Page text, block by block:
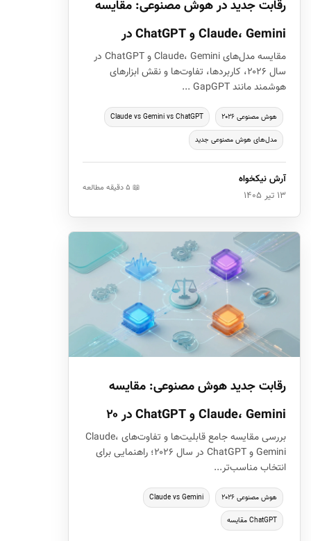
رقابت جدید در هوش مصنوعی: مقایسه
Claude، Gemini و ChatGPT در
مقایسه مدل‌های Claude، Gemini و ChatGPT در
سال ۲۰۲۶، کاربردها، تفاوت‌ها و نقش ابزارهای
هوشمند مانند GapGPT ...
هوش مصنوعی ۲۰۲۶ Claude vs Gemini vs ChatGPT
مدل‌های هوش مصنوعی جدید
آرش نیکخواه
۱۳ تیر ۱۴۰۵
📖 ۵ دقیقه مطالعه
رقابت جدید هوش مصنوعی: مقایسه
Claude، Gemini و ChatGPT در ۲۰
بررسی مقایسه جامع قابلیت‌ها و تفاوت‌های Claude،
Gemini و ChatGPT در سال ۲۰۲۶؛ راهنمایی برای
انتخاب مناسب‌تر...
هوش مصنوعی ۲۰۲۶ Claude vs Gemini
ChatGPT مقایسه